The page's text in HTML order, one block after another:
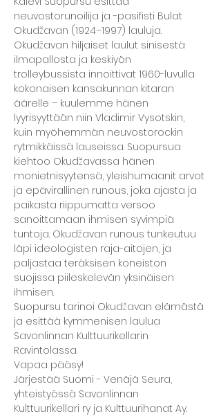
neuvostorunoilija ja -pasifisti Bulat
Okudžavan (1924–1997) lauluja.
Okudžavan hiljaiset laulut sinisestä
ilmapallosta ja keskiyön
trolleybussista innoittivat 1960-luvulla
kokonaisen kansakunnan kitaran
äärelle – kuulemme hänen
lyyrisyyttään niin Vladimir Vysotskin,
kuin myöhemmän neuvostorockin
rytmikkäissä lauseissa. Suopursua
kiehtoo Okudžavassa hänen
monietnisyytensä, yleishumaanit arvot
ja epävirallinen runous, joka ajasta ja
paikasta riippumatta versoo
sanoittamaan ihmisen syvimpiä
tuntoja. Okudžavan runous tunkeutuu
läpi ideologisten raja-aitojen, ja
paljastaa teräksisen koneiston
suojissa piileskelevän yksinäisen
ihmisen.
Suopursu tarinoi Okudžavan elämästä
ja esittää kymmenisen laulua
Savonlinnan Kulttuurikellarin
Ravintolassa.
Vapaa pääsy!
Järjestää Suomi - Venäjä Seura,
yhteistyössä Savonlinnan
Kulttuurikellari ry ja Kulttuurihanat Ay.